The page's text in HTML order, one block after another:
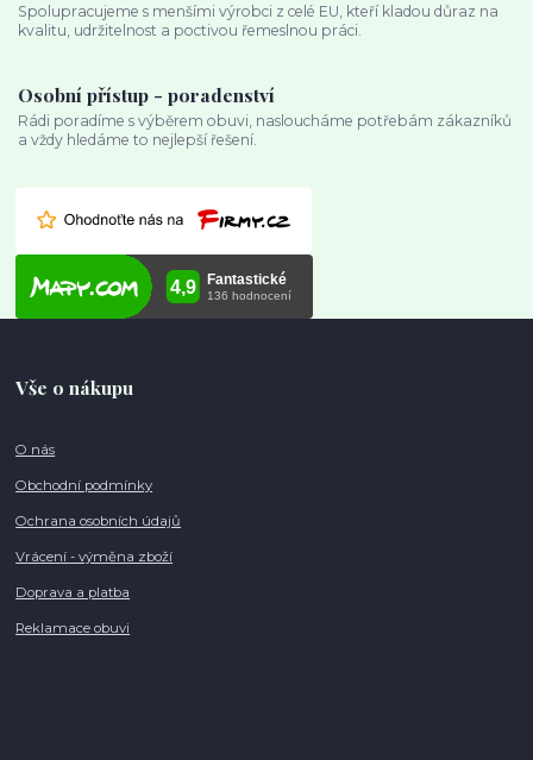
Spolupracujeme s menšími výrobci z celé EU, kteří kladou důraz na
kvalitu, udržitelnost a poctivou řemeslnou práci.
Osobní přístup - poradenství
Rádi poradíme s výběrem obuvi, nasloucháme potřebám zákazníků
a vždy hledáme to nejlepší řešení.
Vše o nákupu
O nás
Obchodní podmínky
Ochrana osobních údajů
Vrácení - výměna zboží
Doprava a platba
Reklamace obuvi